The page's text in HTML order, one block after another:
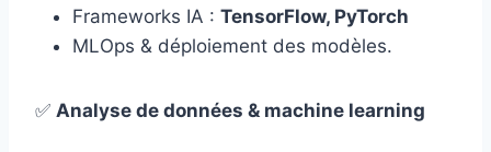
Frameworks IA : TensorFlow, PyTorch
MLOps & déploiement des modèles.
✅ Analyse de données & machine learning